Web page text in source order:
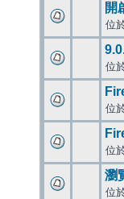
開
位
位
位
位
瀏
位